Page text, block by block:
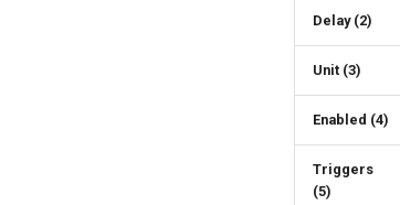
Delay (2)
Unit (3)
Enabled (4)
Triggers
(5)